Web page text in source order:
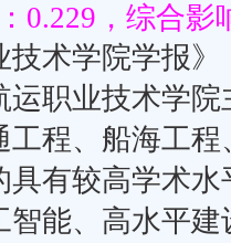
0.229，综合影
技术学院学报
运职业技术学
工程、船海工
具有较高学术
智能、高水平